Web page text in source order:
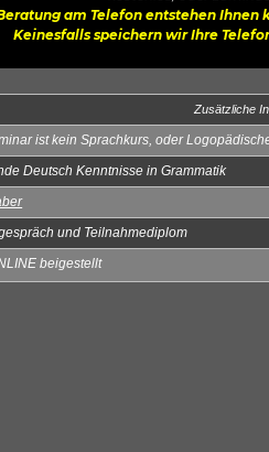
am Telefon entstehen
Keinesfalls speichern wir Ihre
Zusätzliche
ist kein Sprachkurs, oder
Deutsch Kenntnisse in Grammatik
und Teilnahmediplom
beigestellt